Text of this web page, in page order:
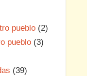
pueblo (2)
pueblo (3)
(39)